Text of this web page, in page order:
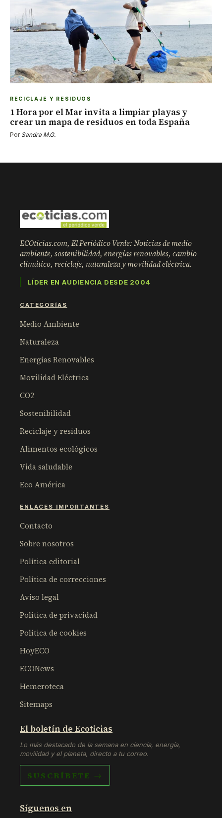
RECICLAJE Y RESIDUOS
1 Hora por el Mar invita a limpiar playas y
crear un mapa de residuos en toda España
Por Sandra M.G.
ECOticias.com, El Periódico Verde: Noticias de medio
ambiente, sostenibilidad, energías renovables, cambio
climático, reciclaje, naturaleza y movilidad eléctrica.
LÍDER EN AUDIENCIA DESDE 2004
CATEGORÍAS
Medio Ambiente
Naturaleza
Energías Renovables
Movilidad Eléctrica
CO2
Sostenibilidad
Reciclaje y residuos
Alimentos ecológicos
Vida saludable
Eco América
ENLACES IMPORTANTES
Contacto
Sobre nosotros
Política editorial
Política de correcciones
Aviso legal
Política de privacidad
Política de cookies
HoyECO
ECONews
Hemeroteca
Sitemaps
El boletín de Ecoticias
Lo más destacado de la semana en ciencia, energía,
movilidad y el planeta, directo a tu correo.
SUSCRÍBETE →
Síguenos en